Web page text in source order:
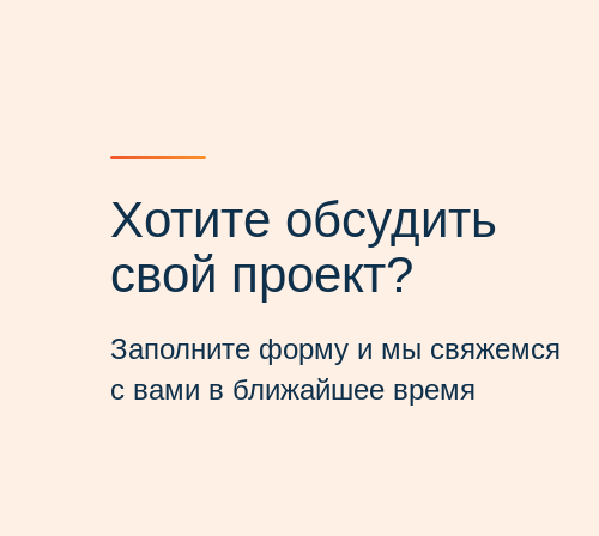
Хотите обсудить
свой проект?
Заполните форму и мы свяжемся
с вами в ближайшее время